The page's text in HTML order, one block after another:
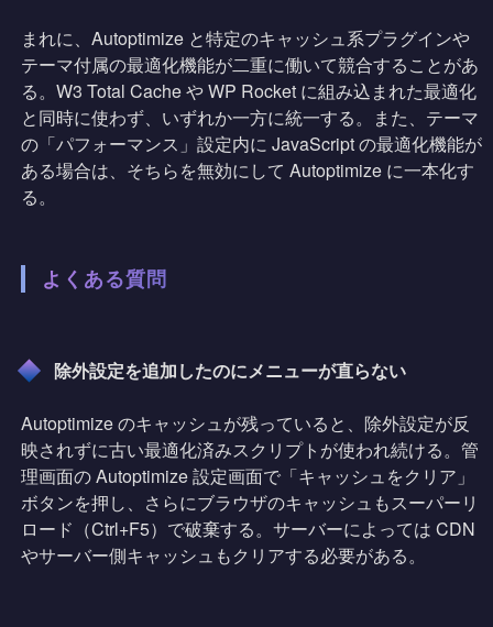
まれに、Autoptimize と特定のキャッシュ系プラグインや
テーマ付属の最適化機能が二重に働いて競合することがあ
る。W3 Total Cache や WP Rocket に組み込まれた最適化
と同時に使わず、いずれか一方に統一する。また、テーマ
の「パフォーマンス」設定内に JavaScript の最適化機能が
ある場合は、そちらを無効にして Autoptimize に一本化す
る。
よくある質問
除外設定を追加したのにメニューが直らない
Autoptimize のキャッシュが残っていると、除外設定が反
映されずに古い最適化済みスクリプトが使われ続ける。管
理画面の Autoptimize 設定画面で「キャッシュをクリア」
ボタンを押し、さらにブラウザのキャッシュもスーパーリ
ロード（Ctrl+F5）で破棄する。サーバーによっては CDN
やサーバー側キャッシュもクリアする必要がある。